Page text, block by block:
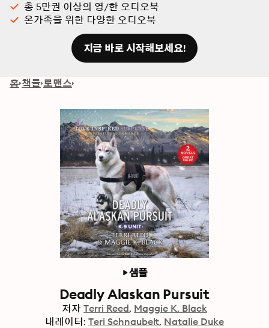
총 5만권 이상의 영/한 오디오북
온가족을 위한 다양한 오디오북
지금 바로 시작해보세요!
홈 책들 로맨스
샘플
Deadly Alaskan Pursuit
저자 Terri Reed Maggie K. Black
내레이터: Teri Schnaubelt Natalie Duke